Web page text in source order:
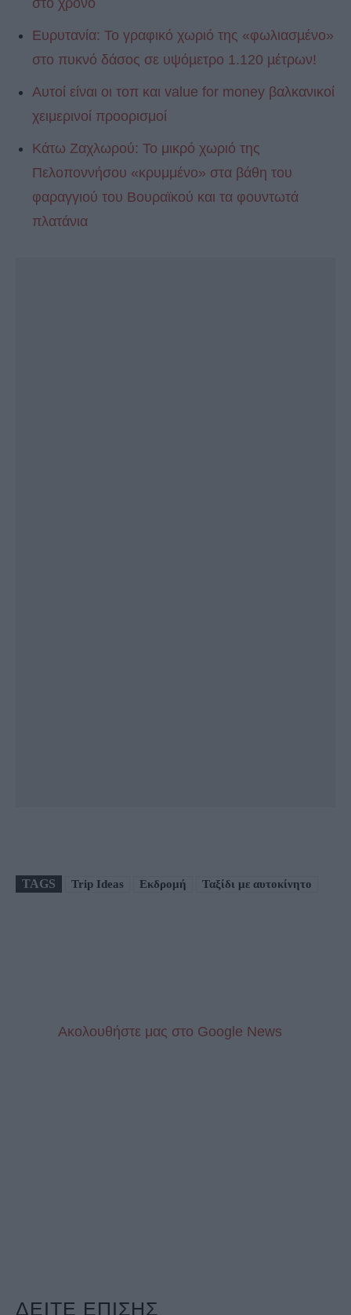
στο χρόνο
Ευρυτανία: Το γραφικό χωριό της «φωλιασµένο»
στο πυκνό δάσος σε υψόµετρο 1.120 µέτρων!
Αυτοί είναι οι τοπ και value for money βαλκανικοί
χειμερινοί προορισμοί
Κάτω Ζαχλωρού: Το μικρό χωριό της
Πελοποννήσου «κρυμμένο» στα βάθη του
φαραγγιού του Βουραϊκού και τα φουντωτά
πλατάνια
TAGS Trip Ideas Εκδρομή Ταξίδι με αυτοκίνητο
Aκολουθήστε μας στo Google News
ΔΕΙΤΕ ΕΠΙΣΗΣ